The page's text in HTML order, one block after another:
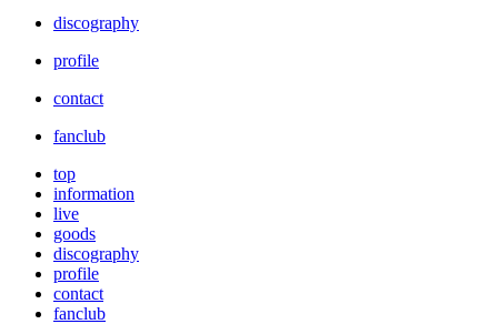
discography
profile
contact
fanclub
top
information
live
goods
discography
profile
contact
fanclub